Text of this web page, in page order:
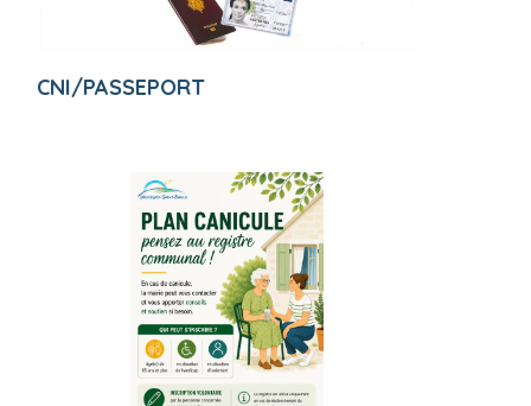
CNI/PASSEPORT